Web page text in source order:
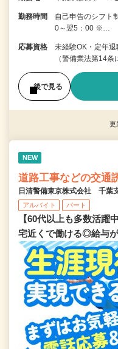
勤務時間
自己申告のシフト
0～翌5：00 ※…
応募資格
未経験OK・定年
（警備業法第14
後で見る
更
NEW
道路工事などの交通
日清警備東京株式会社 千葉
アルバイト パート
【60代以上も多数活躍
宅近くで働ける◎給与